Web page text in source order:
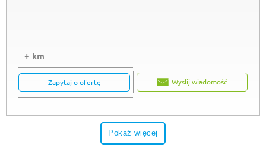
+ km
Zapytaj o ofertę Wyslij wiadomość
Pokaż więcej